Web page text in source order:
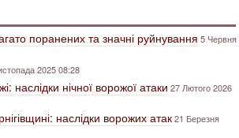
поранених та значні руйнування 5 Червня
2025 08:28
наслідки нічної ворожої атаки 27 Лютого 2026
наслідки ворожих атак21 Березня